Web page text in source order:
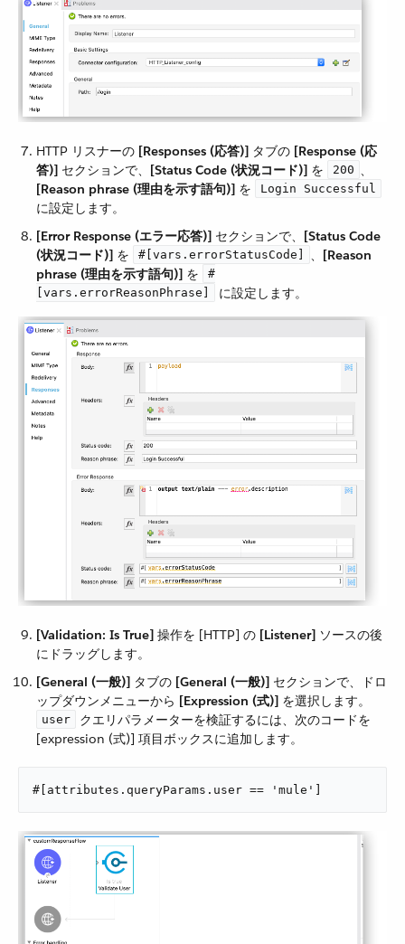
HTTP リスナーの ​ [Responses (応答)] ​ タブの ​ [Response (応
答)] ​ セクションで、​ [Status Code (状況コード)] ​ を ​ 200 ​、​
[Reason phrase (理由を示す語句)] ​ を ​ Login Successful
に設定します。
[Error Response (エラー応答)] ​ セクションで、​
[Status Code
(状況コード)] ​ を ​ #[vars.errorStatusCode] ​、​
[Reason
phrase (理由を示す語句)] ​ を ​
#
[vars.errorReasonPhrase]
​ に設定します。
[Validation: Is True] ​ 操作を [HTTP] の ​ [Listener] ​ ソースの後
にドラッグします。
[General (一般)] ​ タブの ​ [General (一般)] ​ セクションで、ドロ
ップダウンメニューから ​ [Expression (式)] ​ を選択します。​
user
​ クエリパラメーターを検証するには、次のコードを
[expression (式)] 項目ボックスに追加します。
#[attributes.queryParams.user == 'mule']